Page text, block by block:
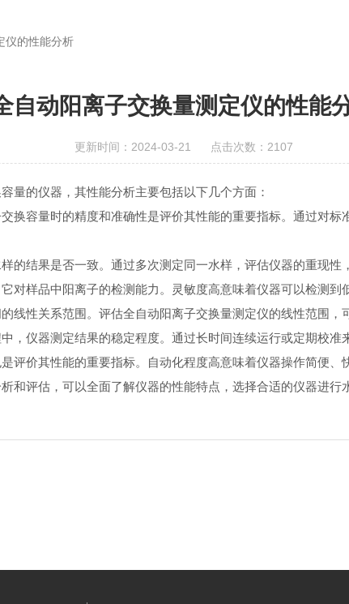
仪的性能分析
自动阳离子交换量测定仪的性能
更新时间：2024-03-21 点击次数：2107
量的仪器，其性能分析主要包括以下几个方面：
换容量时的精度和准确性是评价其性能的重要指标。通过对
的结果是否一致。通过多次测定同一水样，评估仪器的重现
对样品中阳离子的检测能力。灵敏度高意味着仪器可以检测
线性关系范围。评估全自动阳离子交换量测定仪的线性范围
，仪器测定结果的稳定程度。通过长时间连续运行或定期校
评价其性能的重要指标。自动化程度高意味着仪器操作简便、
和评估，可以全面了解仪器的性能特点，选择合适的仪器进